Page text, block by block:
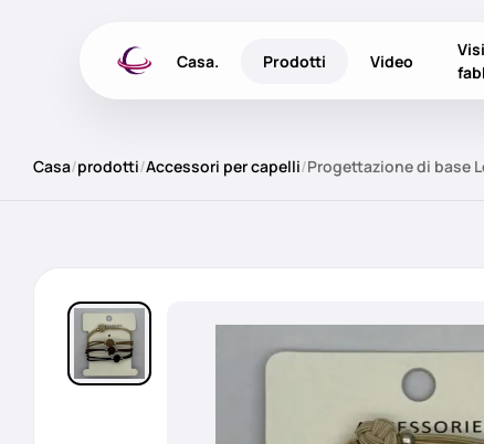
Casa. Prodotti Video
Casa/prodotti/Accessori per capelli/Progettazione di base